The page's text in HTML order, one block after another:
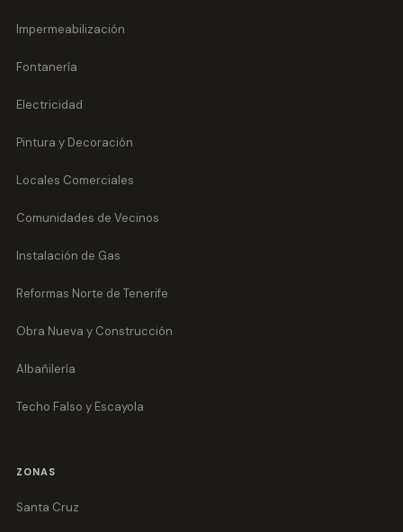
Impermeabilización
Fontanería
Electricidad
Pintura y Decoración
Locales Comerciales
Comunidades de Vecinos
Instalación de Gas
Reformas Norte de Tenerife
Obra Nueva y Construcción
Albañilería
Techo Falso y Escayola
ZONAS
Santa Cruz